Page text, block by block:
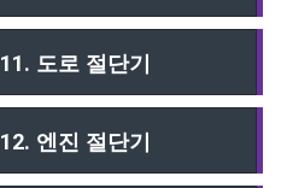
9th
11. 도로 절단기
12. 엔진 절단기